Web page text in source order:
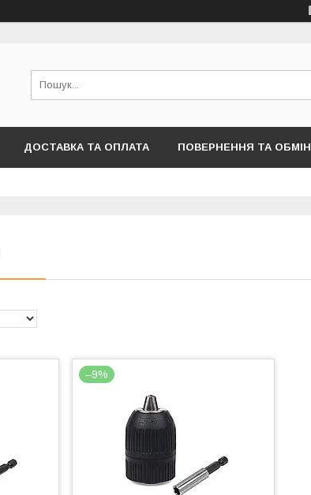
ДОСТАВКА ТА ОПЛАТА ПОВЕРНЕННЯ ТА ОБМІН
–9%